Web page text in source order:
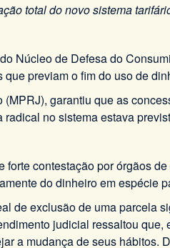
total do novo sistema
Núcleo de Defesa do
previam o fim do uso de
garantiu que as
no sistema estava
contestação por órgãos
do dinheiro em espécie
de exclusão de uma
judicial ressaltou
a mudança de seus hábitos.